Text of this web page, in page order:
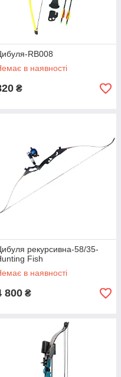
RB008
в наявності
₴
рекурсивна-58/35-
Fish
в наявності
800 ₴